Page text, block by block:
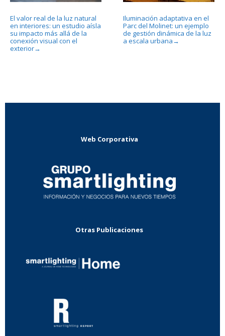
El valor real de la luz natural
en interiores: un estudio aísla
su impacto más allá de la
conexión visual con el
exterior→
Iluminación adaptativa en el
Parc del Molinet: un ejemplo
de gestión dinámica de la luz
a escala urbana →
Web Corporativa
Otras Publicaciones